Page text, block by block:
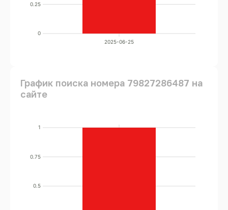
0
0.25
2025-06-25
График поиска номера 79827286487 на
сайте
0.5
0.75
1